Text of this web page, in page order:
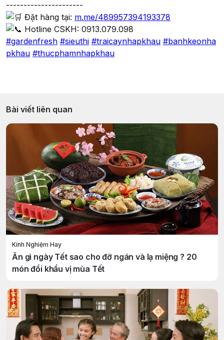
----------------------
Đặt hàng tại: m.me/489957394193378
Hotline CSKH: 0913.079.098
#gardenfresh #sieuthi #traicaynhapkhau #banhkeonha
pkhau #thucphamnhapkhau
Bài viết liên quan
Kinh Nghiệm Hay
Ăn gì ngày Tết sao cho đỡ ngán và lạ miệng ? 20
món đổi khẩu vị mùa Tết